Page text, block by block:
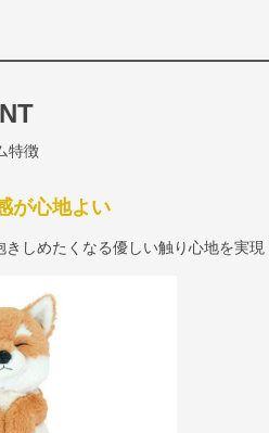
特徴
が心地よい
しめたくなる優しい触り心地を実現